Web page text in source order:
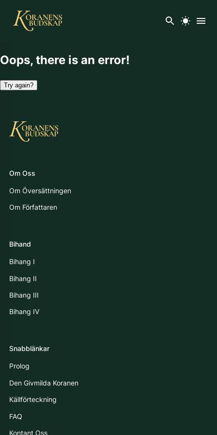
Oops, there is an error!
Try again?
Om Oss
Om Översättningen
Om Författaren
Bihand
Bihang I
Bihang II
Bihang III
Bihang IV
Snabblänkar
Prolog
Den Givmilda Koranen
Källförteckning
FAQ
Kontant Oss